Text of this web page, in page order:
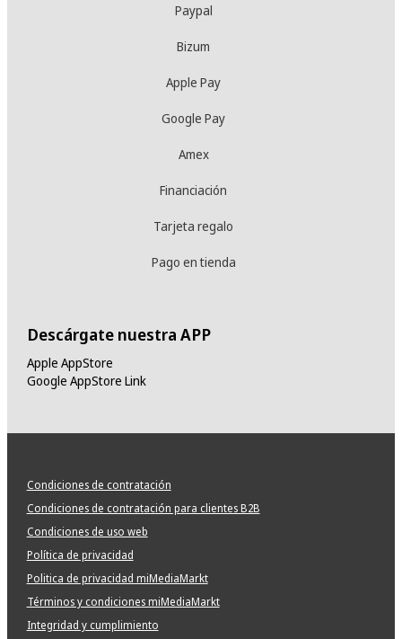
Paypal
Bizum
Apple Pay
Google Pay
Amex
Financiación
Tarjeta regalo
Pago en tienda
Descárgate nuestra APP
Apple AppStore
Google AppStore Link
Condiciones de contratación
Condiciones de contratación para clientes B2B
Condiciones de uso web
Política de privacidad
Politica de privacidad miMediaMarkt
Términos y condiciones miMediaMarkt
Integridad y cumplimiento